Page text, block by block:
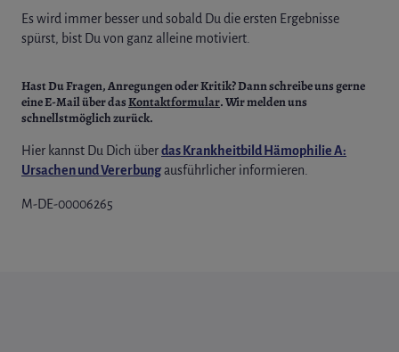
Es wird immer besser und sobald Du die ersten Ergebnisse
spürst, bist Du von ganz alleine motiviert.
Hast Du Fragen, Anregungen oder Kritik?Dann schreibe uns gerne
eine E-Mail über dasKontaktformular. Wir melden uns
schnellstmöglich zurück.
Hier kannst Du Dich überdas Krankheitbild Hämophilie A:
Ursachen und Vererbungausführlicher informieren.
M-DE-00006265